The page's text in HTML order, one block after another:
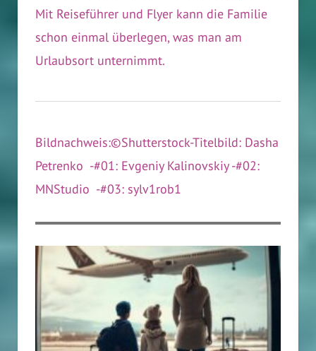
Mit Reiseführer und Flyer kann die Familie
schon einmal überlegen, was man am
Urlaubsort unternimmt.
Bildnachweis:©Shutterstock-Titelbild: Dasha
Petrenko -#01: Evgeniy Kalinovskiy -#02:
MNStudio -#03: sylv1rob1